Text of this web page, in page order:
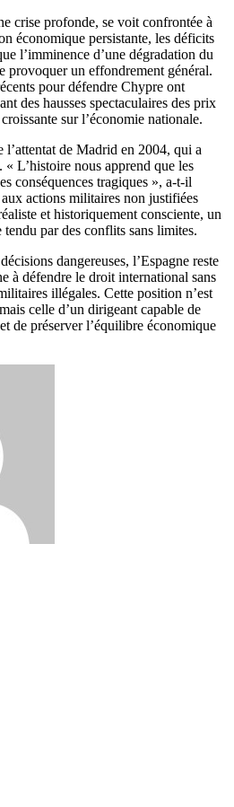
crise profonde, se voit confrontée à
économique persistante, les déficits
l’imminence d’une dégradation du
provoquer un effondrement général.
pour défendre Chypre ont
des hausses spectaculaires des prix
sur l’économie nationale.
l’attentat de Madrid en 2004, qui a
L’histoire nous apprend que les
conséquences tragiques », a-t-il
actions militaires non justifiées
et historiquement consciente, un
par des conflits sans limites.
dangereuses, l’Espagne reste
à défendre le droit international sans
illégales. Cette position n’est
celle d’un dirigeant capable de
de préserver l’équilibre économique